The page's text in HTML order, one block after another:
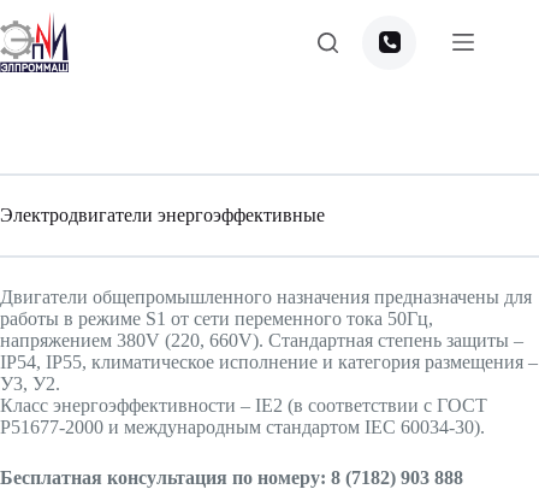
Перейти
к
сути
Электродвигатели энергоэффективные
Двигатели общепромышленного назначения предназначены для
работы в режиме S1 от сети переменного тока 50Гц,
напряжением 380V (220, 660V). Стандартная степень защиты –
IP54, IP55, климатическое исполнение и категория размещения –
У3, У2.
Класс энергоэффективности – IE2 (в соответствии с ГОСТ
Р51677-2000 и международным стандартом IEC 60034-30).
Бесплатная консультация по номеру: 8 (7182) 903 888